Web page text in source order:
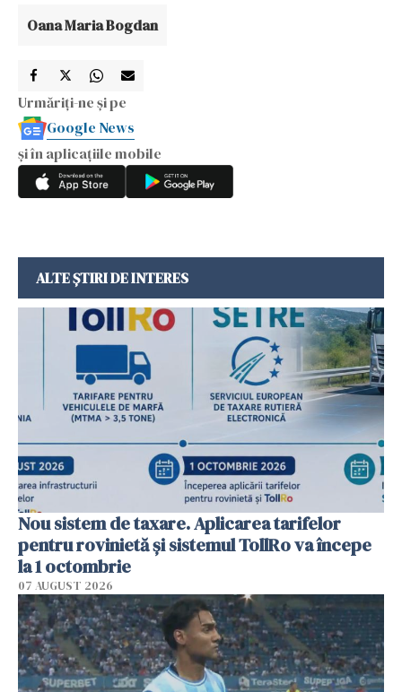
Oana Maria Bogdan
Urmăriți-ne și pe
Google News
și în aplicațiile mobile
ALTE ȘTIRI DE INTERES
Nou sistem de taxare. Aplicarea tarifelor
pentru rovinietă şi sistemul TollRo va începe
la 1 octombrie
07 AUGUST 2026